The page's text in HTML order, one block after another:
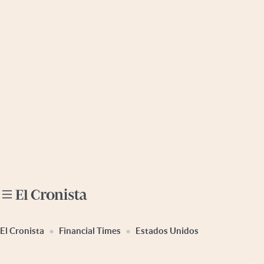
Otras secciones
El Cronista Financial Times Estados Unidos